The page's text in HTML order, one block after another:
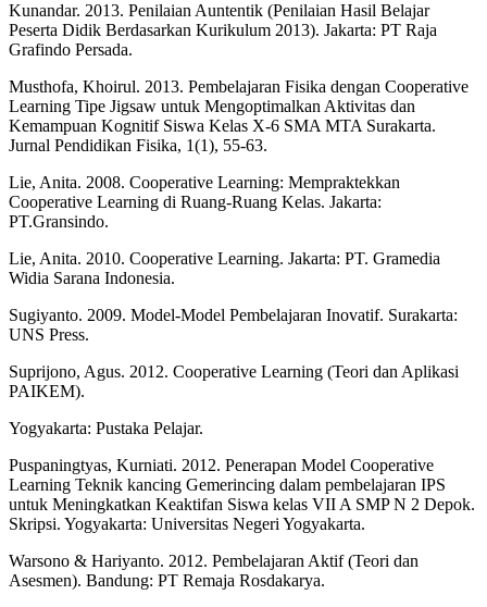
Kunandar. 2013. Penilaian Auntentik (Penilaian Hasil Belajar
Peserta Didik Berdasarkan Kurikulum 2013). Jakarta: PT Raja
Grafindo Persada.
Musthofa, Khoirul. 2013. Pembelajaran Fisika dengan Cooperative
Learning Tipe Jigsaw untuk Mengoptimalkan Aktivitas dan
Kemampuan Kognitif Siswa Kelas X-6 SMA MTA Surakarta.
Jurnal Pendidikan Fisika, 1(1), 55-63.
Lie, Anita. 2008. Cooperative Learning: Mempraktekkan
Cooperative Learning di Ruang-Ruang Kelas. Jakarta:
PT.Gransindo.
Lie, Anita. 2010. Cooperative Learning. Jakarta: PT. Gramedia
Widia Sarana Indonesia.
Sugiyanto. 2009. Model-Model Pembelajaran Inovatif. Surakarta:
UNS Press.
Suprijono, Agus. 2012. Cooperative Learning (Teori dan Aplikasi
PAIKEM).
Yogyakarta: Pustaka Pelajar.
Puspaningtyas, Kurniati. 2012. Penerapan Model Cooperative
Learning Teknik kancing Gemerincing dalam pembelajaran IPS
untuk Meningkatkan Keaktifan Siswa kelas VII A SMP N 2 Depok.
Skripsi. Yogyakarta: Universitas Negeri Yogyakarta.
Warsono & Hariyanto. 2012. Pembelajaran Aktif (Teori dan
Asesmen). Bandung: PT Remaja Rosdakarya.